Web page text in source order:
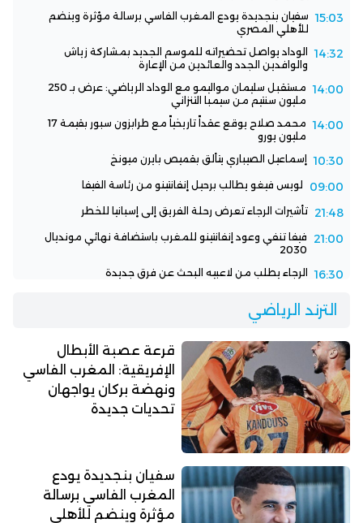
15:03 سفيان بنجديدة يودع المغرب الفاسي برسالة مؤثرة وينضم
للأهلي المصري
14:32
الوداد يواصل تحضيراته للموسم الجديد بمشاركة زياش
والوافدين الجدد والعائدين من الإعارة
14:00
مستقبل سليمان مواليمو مع الوداد الرياضي: عرض بـ 250
مليون سنتيم من سيمبا التنزاني
14:00
محمد صلاح يوقع عقداً تاريخياً مع طرابزون سبور بقيمة 17
مليون يورو
10:30 إسماعيل الصيباري يتألق بقميص بايرن ميونخ
09:00 لويس فيغو يطالب برحيل إنفانتينو من رئاسة الفيفا
21:48 تأشيرات الرجاء تعرض رحلة الفريق إلى إسبانيا للخطر
21:00
فيفا تنفي وعود إنفانتينو للمغرب باستضافة نهائي مونديال
2030
16:30 الرجاء يطلب من لاعبيه البحث عن فرق جديدة
الترند الرياضي
قرعة عصبة الأبطال
الإفريقية: المغرب الفاسي
ونهضة بركان يواجهان
تحديات جديدة
سفيان بنجديدة يودع
المغرب الفاسي برسالة
مؤثرة وينضم للأهلي